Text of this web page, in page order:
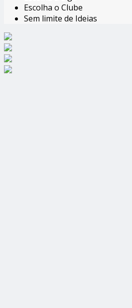
Escolha o Clube
Sem limite de Ideias